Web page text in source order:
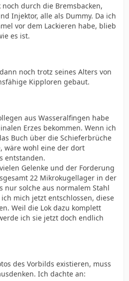
durch die Bremsbacken,
Injektor, alle als Dummy. Da ich
vor dem Lackieren habe, blieb
es ist.
noch trotz seines Alters von
Kipploren gebaut.
aus Wasseralfingen habe
Erzes bekommen. Wenn ich
Buch über die Schieferbrüche
wäre wohl eine der dort
entstanden.
Gelenke und der Forderung
22 Mikrokugellager in der
nur solche aus normalem Stahl
mich jetzt entschlossen, diese
Weil die Lok dazu komplett
ich sie jetzt doch endlich
des Vorbilds existieren, muss
Ich dachte an: